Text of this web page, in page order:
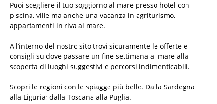
Puoi scegliere il tuo soggiorno al mare presso hotel con
piscina, ville ma anche una vacanza in agriturismo,
appartamenti in riva al mare.
All’interno del nostro sito trovi sicuramente le offerte e
consigli su dove passare un fine settimana al mare alla
scoperta di luoghi suggestivi e percorsi indimenticabili.
Scopri le regioni con le spiagge più belle. Dalla Sardegna
alla Liguria; dalla Toscana alla Puglia.